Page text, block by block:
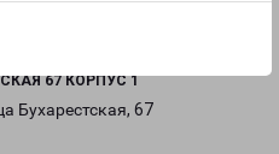
67 КОРПУС 1
Бухарестская, 67